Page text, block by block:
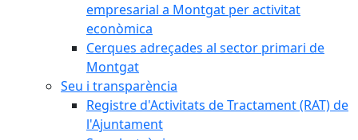
empresarial a Montgat per activitat
econòmica
Cerques adreçades al sector primari de
Montgat
Seu i transparència
Registre d'Activitats de Tractament (RAT) de
l'Ajuntament